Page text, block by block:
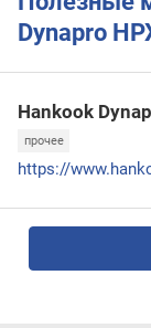
Dynapro
Hankook
прочее